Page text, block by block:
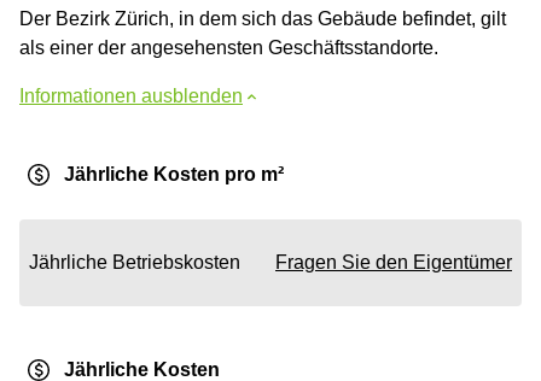
Der Bezirk Zürich, in dem sich das Gebäude befindet, gilt
als einer der angesehensten Geschäftsstandorte.
Informationen ausblenden
Jährliche Kosten pro m²
Jährliche Betriebskosten Fragen Sie den Eigentümer
Jährliche Kosten